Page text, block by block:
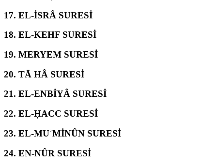
17. EL-İSRÂ SURESİ
18. EL-KEHF SURESİ
19. MERYEM SURESİ
20. TĀ HÂ SURESİ
21. EL-ENBİYÂ SURESİ
22. EL-ḤACC SURESİ
23. EL-MUʾMİNÛN SURESİ
24. EN-NÛR SURESİ